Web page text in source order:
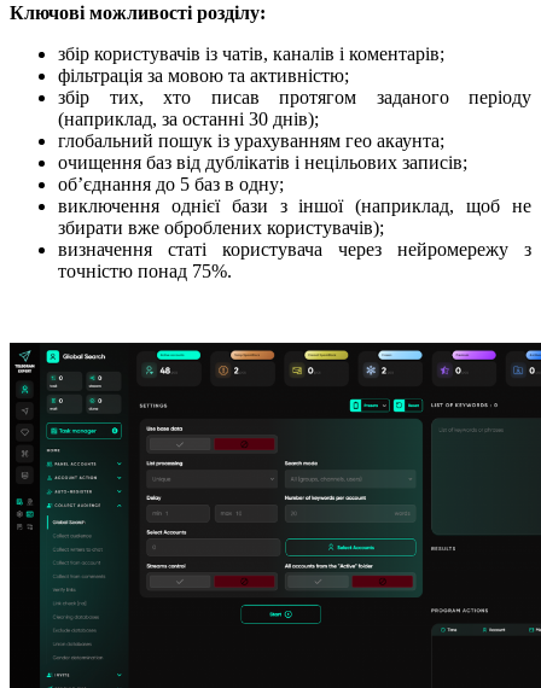
Ключові можливості розділу:
збір користувачів із чатів, каналів і коментарів;
фільтрація за мовою та активністю;
збір тих, хто писав протягом заданого періоду
(наприклад, за останні 30 днів);
глобальний пошук із урахуванням гео акаунта;
очищення баз від дублікатів і нецільових записів;
об’єднання до 5 баз в одну;
виключення однієї бази з іншої (наприклад, щоб не
збирати вже оброблених користувачів);
визначення статі користувача через нейромережу з
точністю понад 75%.